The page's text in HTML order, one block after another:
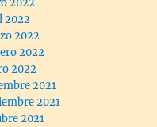
2022
2022
2022
2022
2022
2021
2021
2021